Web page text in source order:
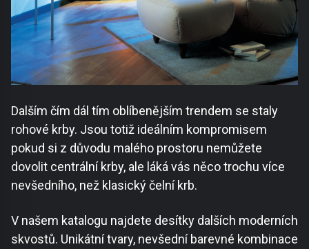
Dalším čím dál tím oblíbenějším trendem se staly
rohové krby. Jsou totiž ideálním kompromisem
pokud si z důvodu malého prostoru nemůžete
dovolit centrální krby, ale láká vás něco trochu více
nevšedního, než klasický čelní krb.
V našem katalogu najdete desítky dalších moderních
skvostů. Unikátní tvary, nevšední barevné kombinace